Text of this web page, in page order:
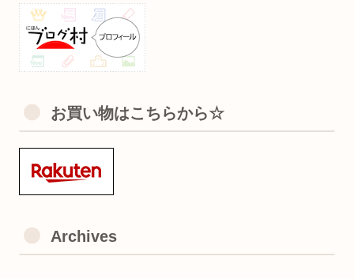
お買い物はこちらから☆
Archives